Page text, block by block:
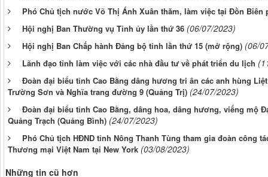
Phó Chủ tịch nước Võ Thị Ánh Xuân thăm, làm việc tại Đồn Biên
Hội nghị Ban Thường vụ Tỉnh ủy lần thứ 36 (06/07/2023)
Hội nghị Ban Chấp hành Đảng bộ tỉnh lần thứ 15 (mở rộng) (06/
Lãnh đạo tỉnh làm việc với các nhà đầu tư về phát triển du lịch
Đoàn đại biểu tỉnh Cao Bằng dâng hương tri ân các anh hùng
Trường Sơn và Nghĩa trang đường 9 (Quảng Trị) (24/07/2023)
Đoàn đại biểu tỉnh Cao Bằng, dâng hoa, dâng hương, viếng mộ
Quảng Trạch (Quảng Bình) (24/07/2023)
Phó Chủ tịch HĐND tỉnh Nông Thanh Tùng tham gia đoàn công
Thương mại Việt Nam tại New York (03/08/2023)
Những tin cũ hơn